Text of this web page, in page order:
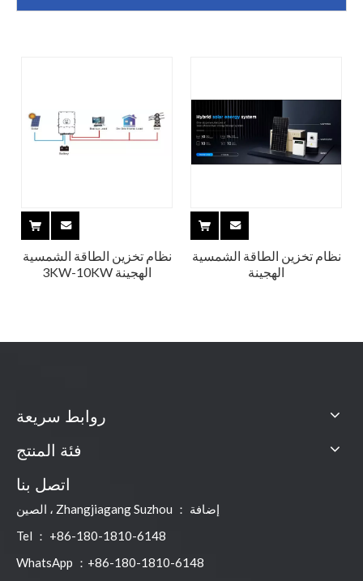
نظام تخزين الطاقة الشمسية
الهجينة
نظام تخزين الطاقة الشمسية
الهجينة 3KW-10KW
روابط سريعة
فئة المنتج
اتصل بنا
إضافة ： Zhangjiagang Suzhou ، الصين
Tel ： +86-180-1810-6148
WhatsApp ：+86-180-1810-6148